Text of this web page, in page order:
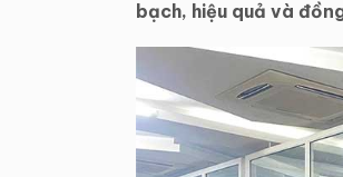
bạch, hiệu quả và